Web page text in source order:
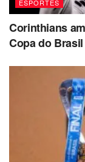
ESPORTES
Corinthians
Copa do Brasil